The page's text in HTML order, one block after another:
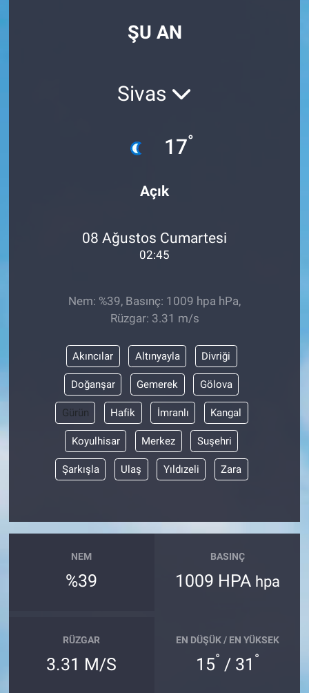
ŞU AN
Sivas
17°
Açık
08 Ağustos Cumartesi
02:45
Nem: %39, Basınç: 1009 hpa hPa,
Rüzgar: 3.31 m/s
Akıncılar Altınyayla Divriği
Doğanşar Gemerek Gölova
Gürün Hafik İmranlı Kangal
Koyulhisar Merkez Suşehri
Şarkışla Ulaş Yıldızeli Zara
NEM
%39
BASINÇ
1009 HPA hpa
RÜZGAR
3.31 M/S
EN DÜŞÜK / EN YÜKSEK
15° / 31 °